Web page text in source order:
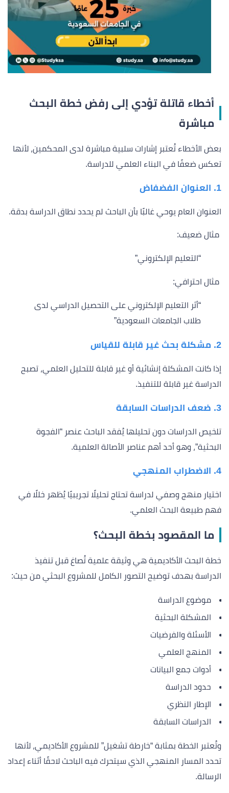
أخطاء قاتلة تؤدي إلى رفض خطة البحث
مباشرة
بعض الأخطاء تُعتبر إشارات سلبية مباشرة لدى المحكمين، لأنها
تعكس ضعفًا في البناء العلمي للدراسة.
1. العنوان الفضفاض
العنوان العام يوحي غالبًا بأن الباحث لم يحدد نطاق الدراسة بدقة.
مثال ضعيف:
“التعليم الإلكتروني”
مثال احترافي:
“أثر التعليم الإلكتروني على التحصيل الدراسي لدى
طلاب الجامعات السعودية”
2. مشكلة بحث غير قابلة للقياس
إذا كانت المشكلة إنشائية أو غير قابلة للتحليل العلمي، تصبح
الدراسة غير قابلة للتنفيذ.
3. ضعف الدراسات السابقة
تلخيص الدراسات دون تحليلها يُفقد الباحث عنصر “الفجوة
البحثية”، وهو أحد أهم عناصر الأصالة العلمية.
4. الاضطراب المنهجي
اختيار منهج وصفي لدراسة تحتاج تحليلًا تجريبيًا يُظهر خللًا في
فهم طبيعة البحث العلمي.
ما المقصود بخطة البحث؟
خطة البحث الأكاديمية هي وثيقة علمية تُصاغ قبل تنفيذ
الدراسة بهدف توضيح التصور الكامل للمشروع البحثي من حيث:
موضوع الدراسة
المشكلة البحثية
الأسئلة والفرضيات
المنهج العلمي
أدوات جمع البيانات
حدود الدراسة
الإطار النظري
الدراسات السابقة
وتُعتبر الخطة بمثابة “خارطة تشغيل” للمشروع الأكاديمي، لأنها
تحدد المسار المنهجي الذي سيتحرك فيه الباحث لاحقًا أثناء إعداد
الرسالة.